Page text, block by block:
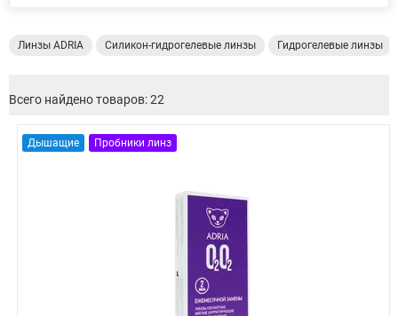
Линзы ADRIA Силикон-гидрогелевые линзы Гидрогелевые линзы
Всего найдено товаров: 22
Дышащие Пробники линз